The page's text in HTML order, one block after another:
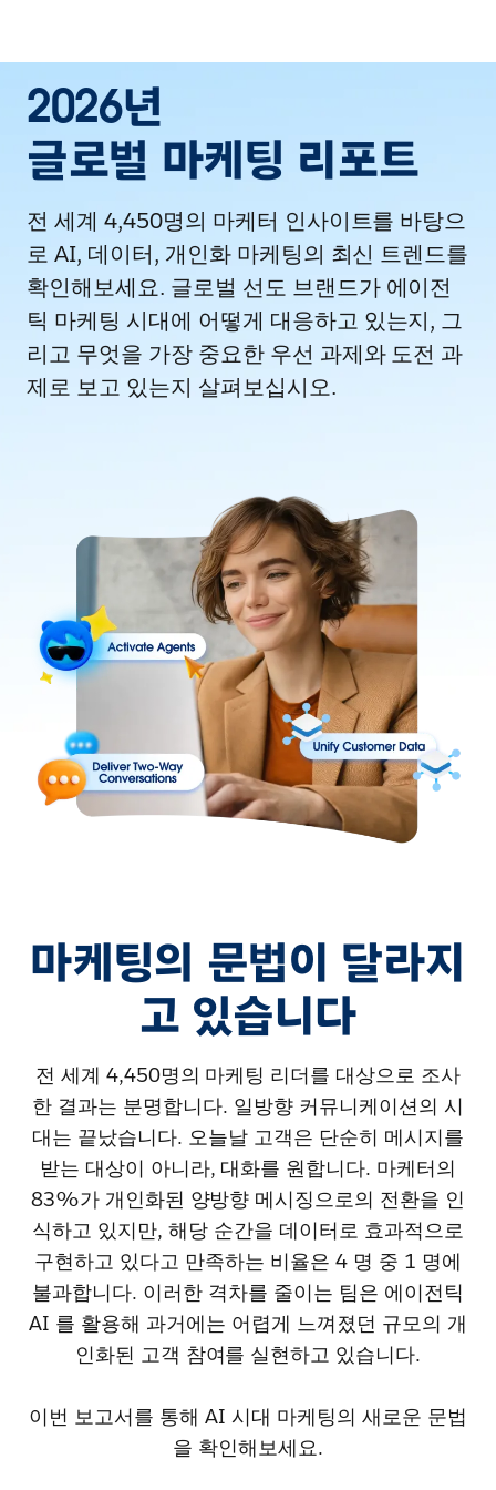
2026년
글로벌 마케팅 리포트
전 세계 4,450명의 마케터 인사이트를 바탕으
로 AI, 데이터, 개인화 마케팅의 최신 트렌드를
확인해보세요. 글로벌 선도 브랜드가 에이전
틱 마케팅 시대에 어떻게 대응하고 있는지, 그
리고 무엇을 가장 중요한 우선 과제와 도전 과
제로 보고 있는지 살펴보십시오.
마케팅의 문법이 달라지
고 있습니다
전 세계 4,450명의 마케팅 리더를 대상으로 조사
한 결과는 분명합니다. 일방향 커뮤니케이션의 시
대는 끝났습니다. 오늘날 고객은 단순히 메시지를
받는 대상이 아니라, 대화를 원합니다. 마케터의
83%가 개인화된 양방향 메시징으로의 전환을 인
식하고 있지만, 해당 순간을 데이터로 효과적으로
구현하고 있다고 만족하는 비율은 4 명 중 1 명에
불과합니다. 이러한 격차를 줄이는 팀은 에이전틱
AI 를 활용해 과거에는 어렵게 느껴졌던 규모의 개
인화된 고객 참여를 실현하고 있습니다.
이번 보고서를 통해 AI 시대 마케팅의 새로운 문법
을 확인해보세요.